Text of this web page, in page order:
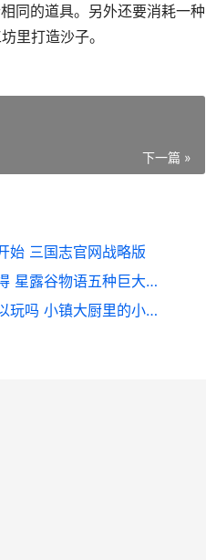
同的道具。另外还要消耗一种
里打造沙子。
下一篇 »
始 三国志官网战略版
星露谷物语五种鸡如何得 星露谷物语五种巨大作物
《小镇大厨》不联网可以玩吗 小镇大厨里的小游戏叫什么